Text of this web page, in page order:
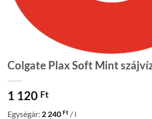
Colgate Plax Soft Mint
1 120 Ft
Egységár: 2 240 Ft / l